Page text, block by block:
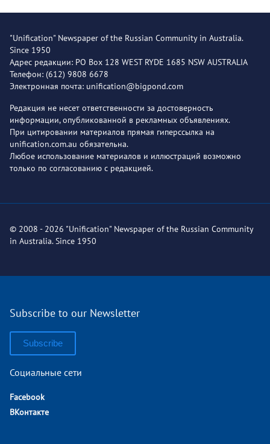
"Unification" Newspaper of the Russian Community in Australia.
Since 1950
Адрес редакции: PO Box 128 WEST RYDE 1685 NSW AUSTRALIA
Телефон: (612) 9808 6678
Электронная почта: unification@bigpond.com
Редакция не несет ответственности за достоверность
информации, опубликованной в рекламных объявлениях.
При цитировании материалов прямая гиперссылка на
unification.com.au обязательна.
Любое использование материалов и иллюстраций возможно
только по согласованию с редакцией.
© 2008 - 2026 "Unification" Newspaper of the Russian Community
in Australia. Since 1950
Subscribe to our Newsletter
Subscribe
Социальные сети
Facebook
ВКонтакте